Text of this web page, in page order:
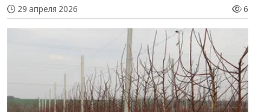
29 апреля 2026 6